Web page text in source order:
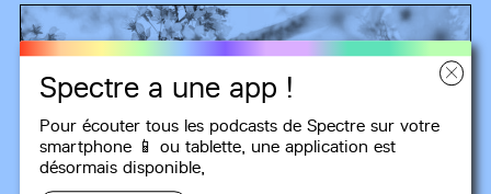
Spectre a une app !
Pour écouter tous les podcasts de Spectre sur votre
smartphone 📱 ou tablette, uneapplication est
désormais disponible,